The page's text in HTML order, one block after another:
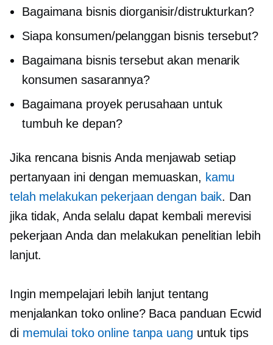
Bagaimana bisnis diorganisir/distrukturkan?
Siapa konsumen/pelanggan bisnis tersebut?
Bagaimana bisnis tersebut akan menarik
konsumen sasarannya?
Bagaimana proyek perusahaan untuk
tumbuh ke depan?
Jika rencana bisnis Anda menjawab setiap
pertanyaan ini dengan memuaskan, kamu
telah melakukan pekerjaan dengan baik. Dan
jika tidak, Anda selalu dapat kembali merevisi
pekerjaan Anda dan melakukan penelitian lebih
lanjut.
Ingin mempelajari lebih lanjut tentang
menjalankan toko online? Baca panduan Ecwid
di memulai toko online tanpa uang untuk tips